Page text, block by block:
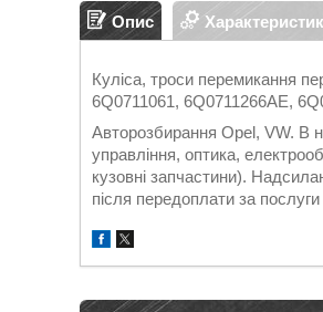
Опис
Куліса, троси перемикання
6Q0711061, 6Q0711266AE,
Авторозбирання Opel, VW. В
управління, оптика,
кузовні запчастини).
після передоплати за